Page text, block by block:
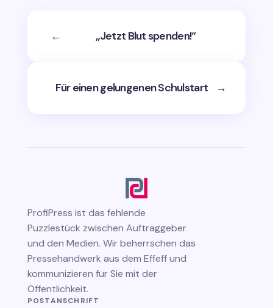
← „Jetzt Blut spenden!“
Für einen gelungenen Schulstart →
ProfiPress ist das fehlende
Puzzlestück zwischen Auftraggeber
und den Medien. Wir beherrschen das
Pressehandwerk aus dem Effeff und
kommunizieren für Sie mit der
Öffentlichkeit.
POSTANSCHRIFT